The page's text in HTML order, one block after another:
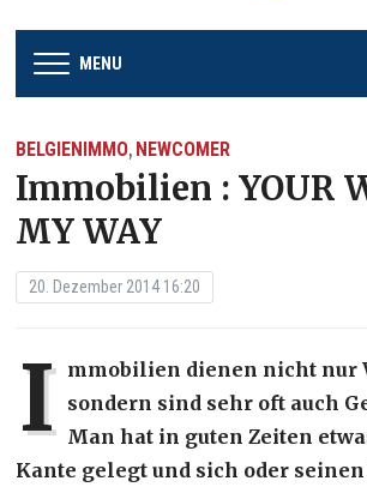
MENU
BELGIENIMMO, NEWCOMER
Immobilien : YOUR
MY WAY
20. Dezember 2014 16:20
I mmobilien dienen nicht nur
sondern sind sehr oft auch
Man hat in guten Zeiten
Kante gelegt und sich oder